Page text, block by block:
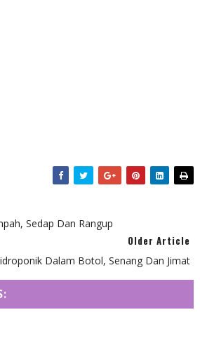
Sedap Dan Rangup
Older Article
Dalam Botol, Senang Dan Jimat